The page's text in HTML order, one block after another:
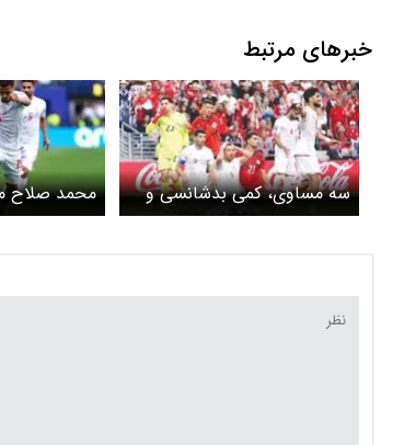
خبرهای مرتبط
سه مساوی، کمی بدشانسی و
مقدار زیادی بهانه
محمد صلاح
نکرد